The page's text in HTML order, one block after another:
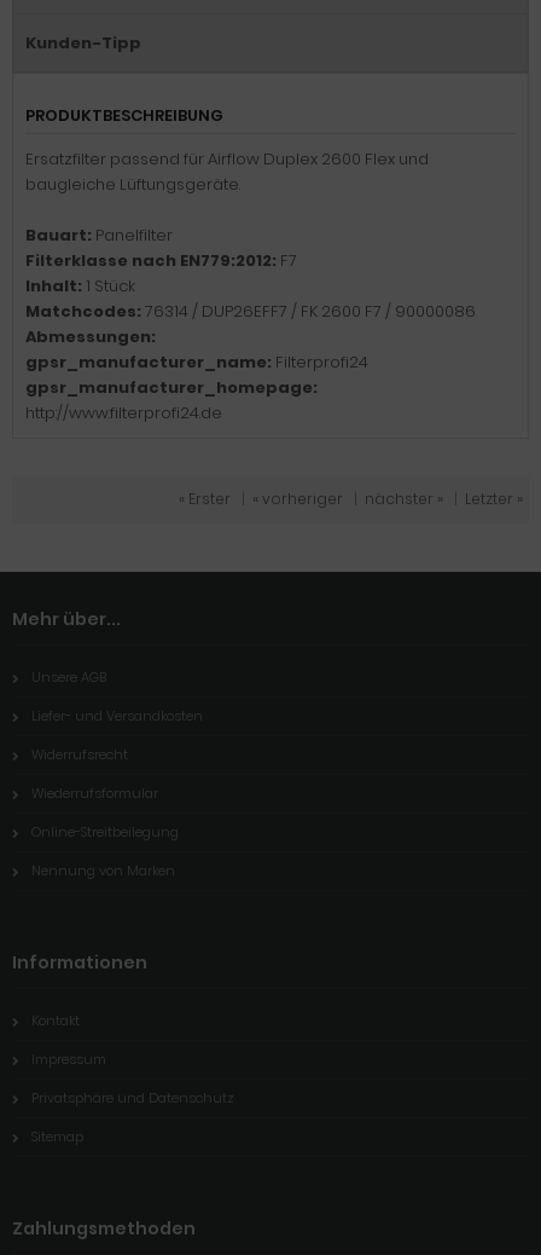
Kunden-Tipp
PRODUKTBESCHREIBUNG
Ersatzfilter passend für Airflow Duplex 2600 Flex und
baugleiche Lüftungsgeräte.
Bauart: Panelfilter
Filterklasse nach EN779:2012: F7
Inhalt: 1 Stück
Matchcodes: 76314 / DUP26EFF7 / FK 2600 F7 / 90000086
Abmessungen:
gpsr_manufacturer_name: Filterprofi24
gpsr_manufacturer_homepage:
http://www.filterprofi24.de
« Erster « vorheriger nächster » Letzter »
Mehr über...
Unsere AGB
Liefer- und Versandkosten
Widerrufsrecht
Wiederrufsformular
Online-Streitbeilegung
Nennung von Marken
Informationen
Kontakt
Impressum
Privatsphäre und Datenschutz
Sitemap
Zahlungsmethoden